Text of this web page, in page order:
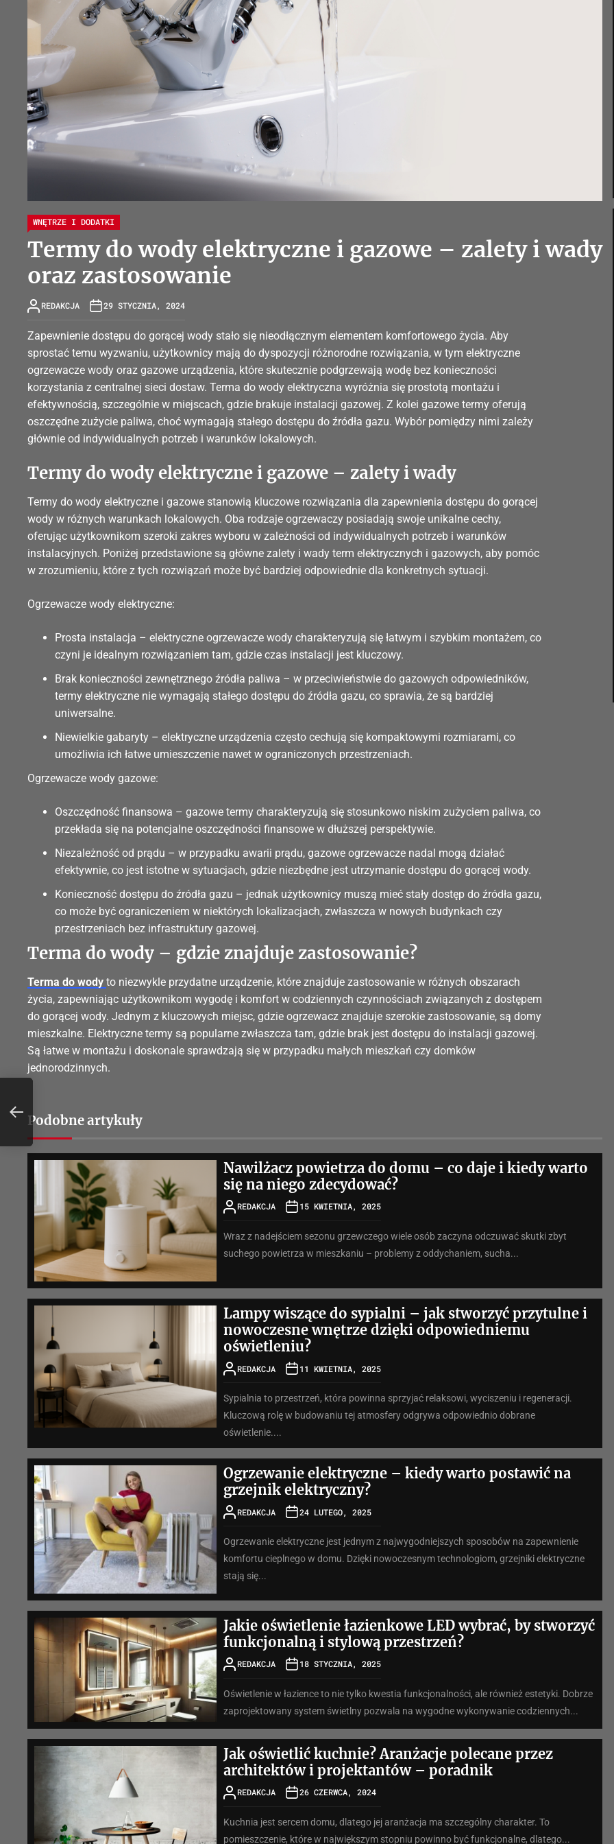
WNĘTRZE I DODATKI
Termy do wody elektryczne i gazowe – zalety i wady
oraz zastosowanie
REDAKCJA 29 STYCZNIA, 2024
Zapewnienie dostępu do gorącej wody stało się nieodłącznym elementem komfortowego życia. Aby
sprostać temu wyzwaniu, użytkownicy mają do dyspozycji różnorodne rozwiązania, w tym elektryczne
ogrzewacze wody oraz gazowe urządzenia, które skutecznie podgrzewają wodę bez konieczności
korzystania z centralnej sieci dostaw. Terma do wody elektryczna wyróżnia się prostotą montażu i
efektywnością, szczególnie w miejscach, gdzie brakuje instalacji gazowej. Z kolei gazowe termy oferują
oszczędne zużycie paliwa, choć wymagają stałego dostępu do źródła gazu. Wybór pomiędzy nimi zależy
głównie od indywidualnych potrzeb i warunków lokalowych.
Termy do wody elektryczne i gazowe – zalety i wady
Termy do wody elektryczne i gazowe stanowią kluczowe rozwiązania dla zapewnienia dostępu do gorącej
wody w różnych warunkach lokalowych. Oba rodzaje ogrzewaczy posiadają swoje unikalne cechy,
oferując użytkownikom szeroki zakres wyboru w zależności od indywidualnych potrzeb i warunków
instalacyjnych. Poniżej przedstawione są główne zalety i wady term elektrycznych i gazowych, aby pomóc
w zrozumieniu, które z tych rozwiązań może być bardziej odpowiednie dla konkretnych sytuacji.
Ogrzewacze wody elektryczne:
Prosta instalacja – elektryczne ogrzewacze wody charakteryzują się łatwym i szybkim montażem, co
czyni je idealnym rozwiązaniem tam, gdzie czas instalacji jest kluczowy.
Brak konieczności zewnętrznego źródła paliwa – w przeciwieństwie do gazowych odpowiedników,
termy elektryczne nie wymagają stałego dostępu do źródła gazu, co sprawia, że są bardziej
uniwersalne.
Niewielkie gabaryty – elektryczne urządzenia często cechują się kompaktowymi rozmiarami, co
umożliwia ich łatwe umieszczenie nawet w ograniczonych przestrzeniach.
Ogrzewacze wody gazowe:
Oszczędność finansowa – gazowe termy charakteryzują się stosunkowo niskim zużyciem paliwa, co
przekłada się na potencjalne oszczędności finansowe w dłuższej perspektywie.
Niezależność od prądu – w przypadku awarii prądu, gazowe ogrzewacze nadal mogą działać
efektywnie, co jest istotne w sytuacjach, gdzie niezbędne jest utrzymanie dostępu do gorącej wody.
Konieczność dostępu do źródła gazu – jednak użytkownicy muszą mieć stały dostęp do źródła gazu,
co może być ograniczeniem w niektórych lokalizacjach, zwłaszcza w nowych budynkach czy
przestrzeniach bez infrastruktury gazowej.
Terma do wody – gdzie znajduje zastosowanie?
Terma do wody to niezwykle przydatne urządzenie, które znajduje zastosowanie w różnych obszarach
życia, zapewniając użytkownikom wygodę i komfort w codziennych czynnościach związanych z dostępem
do gorącej wody. Jednym z kluczowych miejsc, gdzie ogrzewacz znajduje szerokie zastosowanie, są domy
mieszkalne. Elektryczne termy są popularne zwłaszcza tam, gdzie brak jest dostępu do instalacji gazowej.
Są łatwe w montażu i doskonale sprawdzają się w przypadku małych mieszkań czy domków
jednorodzinnych.
Podobne artykuły
Nawilżacz powietrza do domu – co daje i kiedy warto
się na niego zdecydować?
REDAKCJA 15 KWIETNIA, 2025
Wraz z nadejściem sezonu grzewczego wiele osób zaczyna odczuwać skutki zbyt
suchego powietrza w mieszkaniu – problemy z oddychaniem, sucha...
Lampy wiszące do sypialni – jak stworzyć przytulne i
nowoczesne wnętrze dzięki odpowiedniemu
oświetleniu?
REDAKCJA 11 KWIETNIA, 2025
Sypialnia to przestrzeń, która powinna sprzyjać relaksowi, wyciszeniu i regeneracji.
Kluczową rolę w budowaniu tej atmosfery odgrywa odpowiednio dobrane
oświetlenie....
Ogrzewanie elektryczne – kiedy warto postawić na
grzejnik elektryczny?
REDAKCJA 24 LUTEGO, 2025
Ogrzewanie elektryczne jest jednym z najwygodniejszych sposobów na zapewnienie
komfortu cieplnego w domu. Dzięki nowoczesnym technologiom, grzejniki elektryczne
stają się...
Jakie oświetlenie łazienkowe LED wybrać, by stworzyć
funkcjonalną i stylową przestrzeń?
REDAKCJA 18 STYCZNIA, 2025
Oświetlenie w łazience to nie tylko kwestia funkcjonalności, ale również estetyki. Dobrze
zaprojektowany system świetlny pozwala na wygodne wykonywanie codziennych...
Jak oświetlić kuchnie? Aranżacje polecane przez
architektów i projektantów – poradnik
REDAKCJA 26 CZERWCA, 2024
Kuchnia jest sercem domu, dlatego jej aranżacja ma szczególny charakter. To
pomieszczenie, które w największym stopniu powinno być funkcjonalne, dlatego...